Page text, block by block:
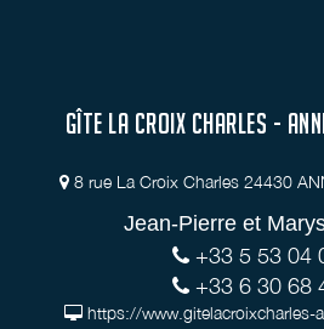
GÎTE LA CROIX CHARLES -
8 rue La Croix Charles 24430
Jean-Pierre et
+33 5 53 04
+33 6 30 68
https://www.gitelacroixcharles-